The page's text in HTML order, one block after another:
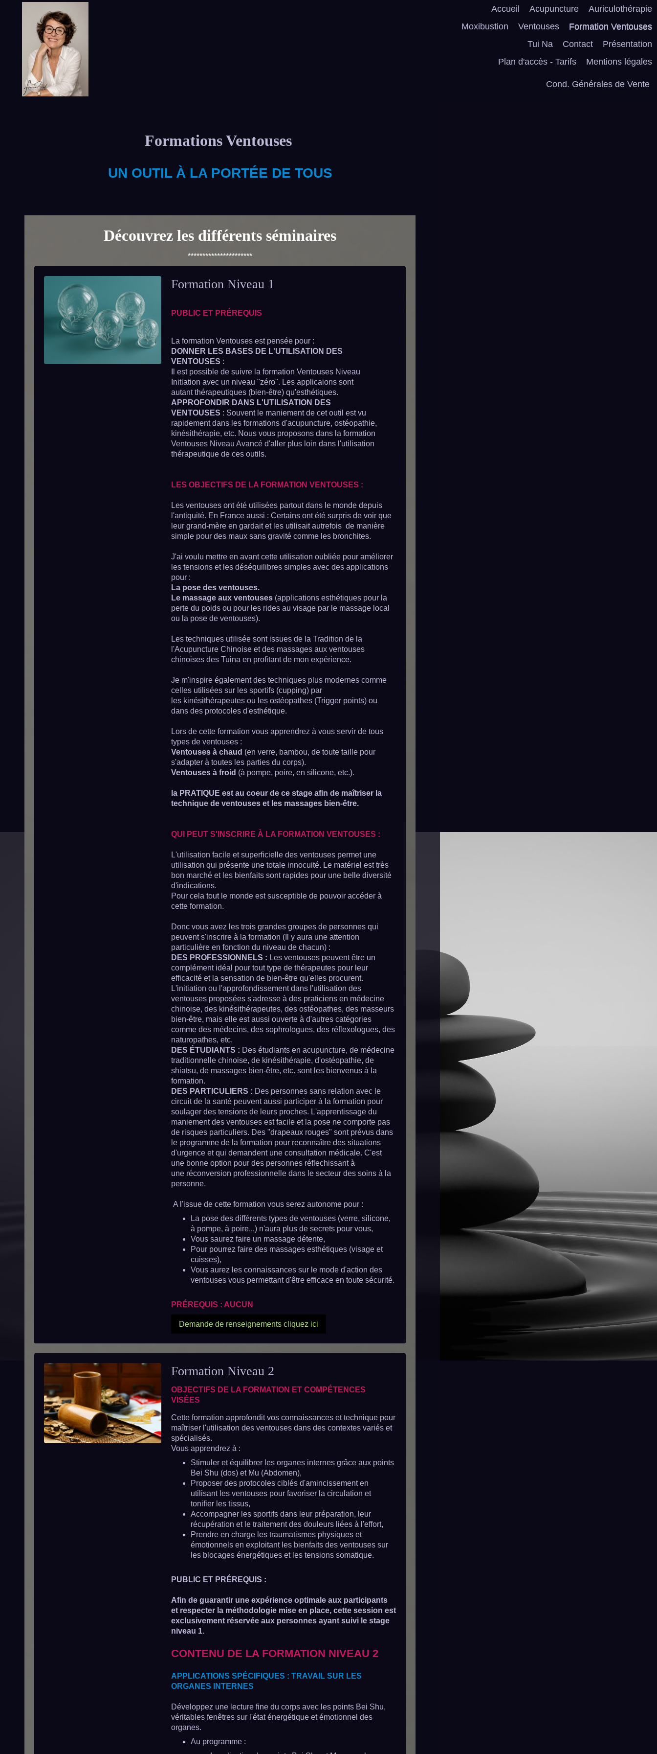
Accueil Acupuncture
Auriculothérapie
Moxibustion
Ventouses
Formation Ventouses
Tui Na
Contact
Présentation
Plan d'accès - Tarifs
Mentions légales
Cond. Générales de Vente
Formations Ventouses
UN OUTIL À LA PORTÉE DE TOUS
Découvrez les différents séminaires
**********************
Formation Niveau 1
PUBLIC ET PRÉREQUIS
La formation Ventouses est pensée pour :
DONNER LES BASES DE L'UTILISATION DES
VENTOUSES :
Il est possible de suivre la formation Ventouses Niveau
Initiation avec un niveau "zéro". Les applicaions sont
autant thérapeutiques (bien-être) qu'esthétiques.
APPROFONDIR DANS L'UTILISATION DES
VENTOUSES : Souvent le maniement de cet outil est vu
rapidement dans les formations d'acupuncture, ostéopathie,
kinésithérapie, etc. Nous vous proposons dans la formation
Ventouses Niveau Avancé d'aller plus loin dans l'utilisation
thérapeutique de ces outils.
LES OBJECTIFS DE LA FORMATION VENTOUSES :
Les ventouses ont été utilisées partout dans le monde depuis
l'antiquité. En France aussi : Certains ont été surpris de voir que
leur grand-mère en gardait et les utilisaitautrefois de manière
simple pour des maux sans gravité comme les bronchites.
J'ai voulu mettre en avant cette utilisation oubliée pour améliorer
les tensions et les déséquilibres simples avec des applications
pour :
La pose des ventouses.
Le massage aux ventouses(applications esthétiques pour la
perte du poids ou pour les rides au visage par le massage local
ou la pose de ventouses).
Les techniques utilisée sont issues de la Tradition de la
l'Acupuncture Chinoise et des massages aux ventouses
chinoises des Tuina en profitant de mon expérience.
Je m'inspire également des techniques plus modernes comme
celles utilisées sur les sportifs (cupping) par
les kinésithérapeutes ou les ostéopathes (Trigger points) ou
dans des protocoles d'esthétique.
Lors de cette formation vous apprendrez à vous servir de tous
types de ventouses :
Ventouses à chaud (en verre, bambou, de toute taille pour
s'adapter à toutes les parties du corps).
Ventouses à froid (à pompe, poire, en silicone, etc.).
la PRATIQUE est au coeur de ce stage afin de maîtriser la
technique de ventouses et les massages bien-être.
QUI PEUT S'INSCRIRE À LA FORMATION VENTOUSES :
L'utilisation facile et superficielle des ventouses permet une
utilisation qui présente une totale innocuité. Le matériel est très
bon marché et les bienfaits sont rapides pour une belle diversité
d'indications.
Pour cela tout le monde est susceptible de pouvoir accéder à
cette formation.
Donc vous avez les trois grandes groupes de personnes qui
peuvent s'inscrire à la formation (Il y aura une attention
particulière en fonction du niveau de chacun) :
DES PROFESSIONNELS : Les ventouses peuvent être un
complément idéal pour tout type de thérapeutes pour leur
efficacité et la sensation de bien-être qu'elles procurent.
L'initiation ou l'approfondissement dans l'utilisation des
ventouses proposées s'adresse à des praticiens en médecine
chinoise, des kinésithérapeutes, des ostéopathes, des masseurs
bien-être, mais elle est aussi ouverte à d'autres catégories
comme des médecins, des sophrologues, des réflexologues, des
naturopathes, etc.
DES ÉTUDIANTS : Des étudiants en acupuncture, de médecine
traditionnelle chinoise, de kinésithérapie, d'ostéopathie, de
shiatsu, de massages bien-être, etc. sont les bienvenus à la
formation.
DES PARTICULIERS : Des personnes sans relation avec le
circuit de la santé peuvent aussi participer à la formation pour
soulager des tensions de leurs proches. L'apprentissage du
maniement des ventouses est facile et la pose ne comporte pas
de risques particuliers. Des "drapeaux rouges" sont prévus dans
le programme de la formation pour reconnaître des situations
d'urgence et qui demandent une consultation médicale. C'est
une bonne option pour des personnes réflechissant à
une réconversion professionnelle dans le secteur des soins à la
personne.
A l'issue de cette formation vous serez autonome pour :
La pose des différents types de ventouses (verre, silicone,
à pompe, à poire...) n'aura plus de secrets pour vous,
Vous saurez faire un massage détente,
Pour pourrez faire des massages esthétiques (visage et
cuisses),
Vous aurez les connaissances sur le mode d'action des
ventouses vous permettant d'être efficace en toute sécurité.
PRÉREQUIS : AUCUN
Demande de renseignements cliquez ici
Formation Niveau 2
OBJECTIFS DE LA FORMATION ET COMPÉTENCES
VISÉES
Cette formation approfondit vos connaissances et technique pour
maîtriser l'utilisation des ventouses dans des contextes variés et
spécialisés.
Vous apprendrez à :
Stimuler et équilibrer les organes internes grâce aux points
Bei Shu (dos) et Mu (Abdomen),
Proposer des protocoles ciblés d'amincissement en
utilisant les ventouses pour favoriser la circulation et
tonifier les tissus,
Accompagner les sportifs dans leur préparation, leur
récupération et le traitement des douleurs liées à l'effort,
Prendre en charge les traumatismes physiques et
émotionnels en exploitant les bienfaits des ventouses sur
les blocages énergétiques et les tensions somatique.
PUBLIC ET PRÉREQUIS :
Afin de guarantir une expérience optimale aux participants
et respecter la méthodologie mise en place, cette session est
exclusivement réservée aux personnes ayant suivi le stage
niveau 1.
CONTENU DE LA FORMATION NIVEAU 2
APPLICATIONS SPÉCIFIQUES : TRAVAIL SUR LES
ORGANES INTERNES
Développez une lecture fine du corps avec les points Bei Shu,
véritables fenêtres sur l'état énergétique et émotionnel des
organes.
Au programme :